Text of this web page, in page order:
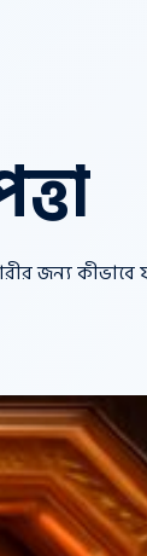
জন্য কীভাবে